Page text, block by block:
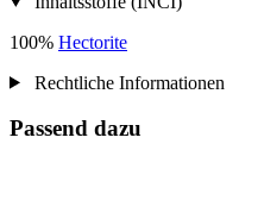
100% Hectorite
Rechtliche Informationen
Passend dazu